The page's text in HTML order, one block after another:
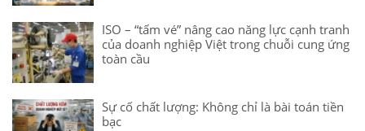
ISO – “tấm vé” nâng cao năng lực cạnh tranh
của doanh nghiệp Việt trong chuỗi cung ứng
toàn cầu
Sự cố chất lượng: Không chỉ là bài toán tiền
bạc